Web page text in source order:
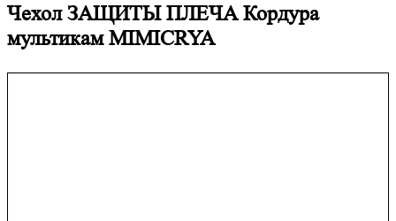
Чехол ЗАЩИТЫ ПЛЕЧА Кордура
мультикам MIMICRYA